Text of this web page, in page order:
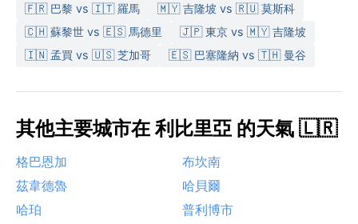
🇫🇷 巴黎 vs 🇮🇹 羅馬
🇲🇾 吉隆坡 vs 🇷🇺 莫斯科
🇨🇭 蘇黎世 vs 🇪🇸 馬德里
🇯🇵 東京 vs 🇲🇾 吉隆坡
🇮🇳 孟買 vs 🇺🇸 芝加哥
🇪🇸 巴塞隆納 vs 🇹🇭 曼谷
其他主要城市在 利比里亞 的天氣 🇱🇷
格巴恩加
布坎南
茲韋德魯
哈貝爾
哈珀
普利博市